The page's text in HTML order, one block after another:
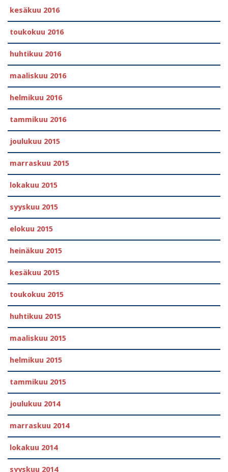
kesäkuu 2016
toukokuu 2016
huhtikuu 2016
maaliskuu 2016
helmikuu 2016
tammikuu 2016
joulukuu 2015
marraskuu 2015
lokakuu 2015
syyskuu 2015
elokuu 2015
heinäkuu 2015
kesäkuu 2015
toukokuu 2015
huhtikuu 2015
maaliskuu 2015
helmikuu 2015
tammikuu 2015
joulukuu 2014
marraskuu 2014
lokakuu 2014
syyskuu 2014